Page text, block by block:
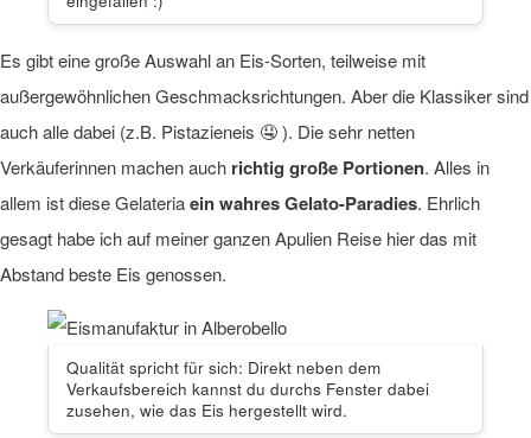
Es gibt eine große Auswahl an Eis-Sorten, teilweise mit
außergewöhnlichen Geschmacksrichtungen. Aber die Klassiker sind
auch alle dabei (z.B. Pistazieneis 🤤 ). Die sehr netten
Verkäuferinnen machen auch richtig große Portionen. Alles in
allem ist diese Gelateriaein wahres Gelato-Paradies. Ehrlich
gesagt habe ich auf meiner ganzen Apulien Reise hier das mit
Abstand beste Eis genossen.
Qualität spricht für sich: Direkt neben dem
Verkaufsbereich kannst du durchs Fenster dabei
zusehen, wie das Eis hergestellt wird.